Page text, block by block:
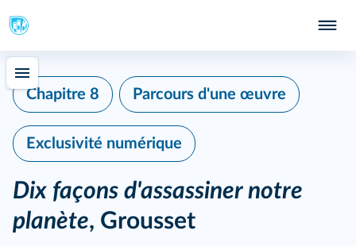
Chapitre 8 Parcours d'une œuvre
Exclusivité numérique
Dix façons d'assassiner notre
planète, Grousset